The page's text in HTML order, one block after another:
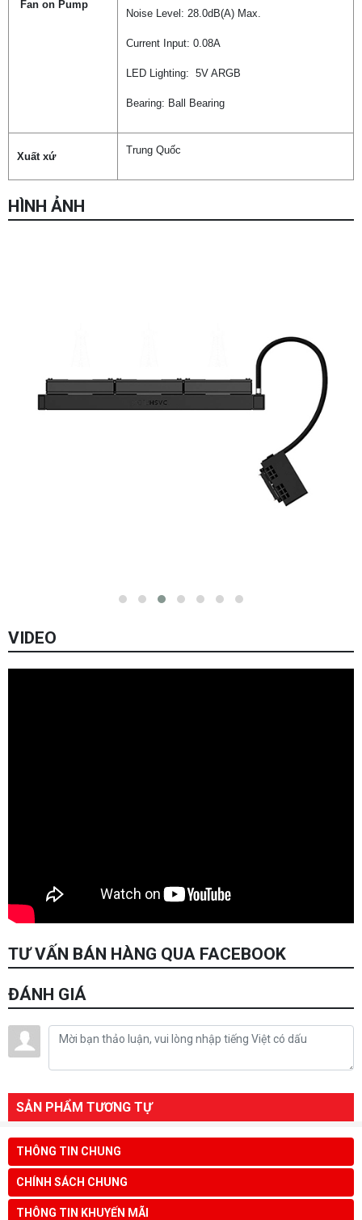
Fan on Pump
Noise Level: 28.0dB(A) Max.
Current Input: 0.08A
LED Lighting: 5V ARGB
Bearing: Ball Bearing
Xuất xứ
Trung Quốc
HÌNH ẢNH
VIDEO
TƯ VẤN BÁN HÀNG QUA FACEBOOK
ĐÁNH GIÁ
SẢN PHẨM TƯƠNG TỰ
THÔNG TIN CHUNG
CHÍNH SÁCH CHUNG
THÔNG TIN KHUYẾN MÃI